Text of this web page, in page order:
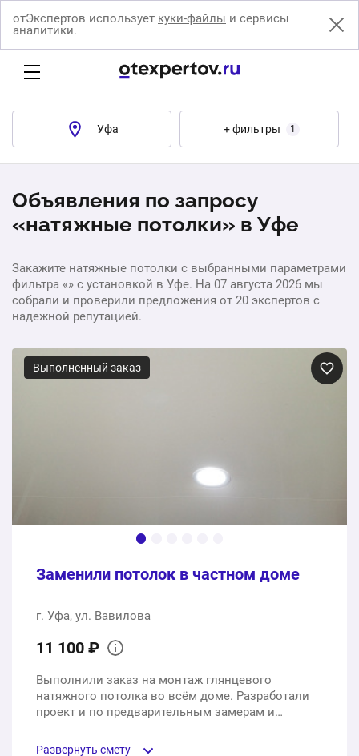
отЭкспертов использует куки-файлы и сервисы
аналитики.
Уфа + фильтры 1
Объявления по запросу
«натяжные потолки» в Уфе
Закажите натяжные потолки с выбранными параметрами
фильтра «» с установкой в Уфе. На 07 августа 2026 мы
собрали и проверили предложения от 20 экспертов с
надежной репутацией.
Выполненный заказ
Заменили потолок в частном доме
г. Уфа, ул. Вавилова
11 100 ₽
Выполнили заказ на монтаж глянцевого
натяжного потолка во всём доме. Разработали
проект и по предварительным замерам и
день.
Развернуть смету